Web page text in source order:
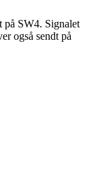
på SW4. Signalet
også sendt på